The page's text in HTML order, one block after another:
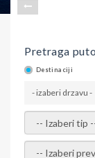
Pretraga
Destinaciji
- izaberi drzavu -
- izaberi tip -
- izaberi prevoz -